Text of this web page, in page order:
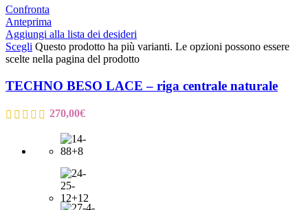
Confronta
Anteprima
Aggiungi alla lista dei desideri
Scegli Questo prodotto ha più varianti. Le opzioni possono essere
scelte nella pagina del prodotto
TECHNO BESO LACE – riga centrale naturale
270,00€